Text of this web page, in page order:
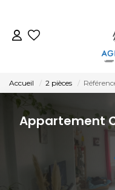
Accueil 2 pièces
Appartement